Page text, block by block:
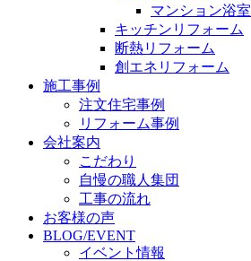
マンション浴室
キッチンリフォーム
断熱リフォーム
創エネリフォーム
施工事例
注文住宅事例
リフォーム事例
会社案内
こだわり
自慢の職人集団
工事の流れ
お客様の声
BLOG/EVENT
イベント情報